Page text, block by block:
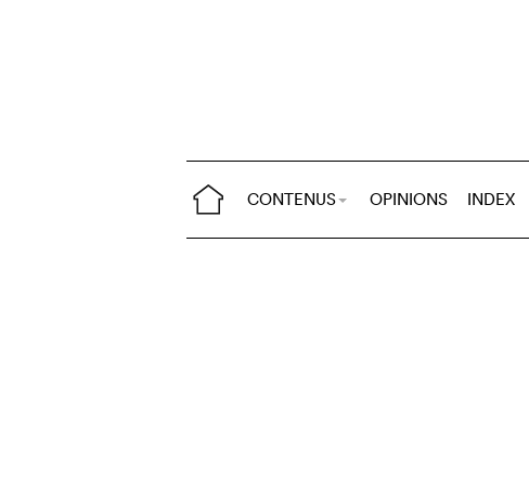
CONTENUS OPINIONS INDEX